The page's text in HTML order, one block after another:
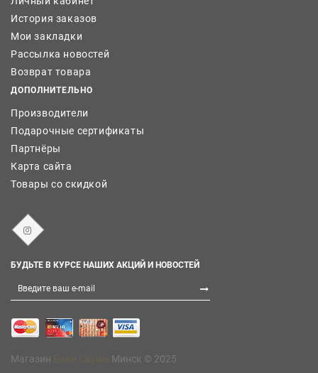
История заказов
Мои закладки
Рассылка новостей
Возврат товара
ДОПОЛНИТЕЛЬНО
Производители
Подарочные сертификаты
Партнёры
Карта сайта
Товары со скидкой
БУДЬТЕ В КУРСЕ НАШИХ АКЦИЙ И НОВОСТЕЙ
Магазин Минск © 2025